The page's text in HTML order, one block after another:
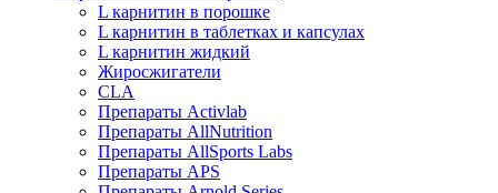
L карнитин в порошке
L карнитин в таблетках и капсулах
L карнитин жидкий
Жиросжигатели
CLA
Препараты Activlab
Препараты AllNutrition
Препараты AllSports Labs
Препараты APS